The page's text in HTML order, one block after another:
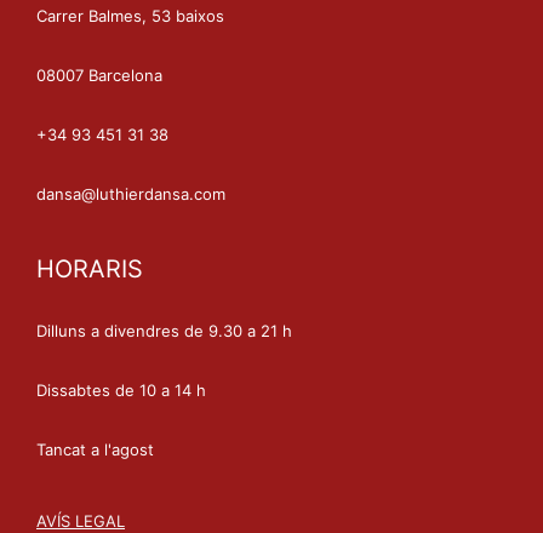
Carrer Balmes, 53 baixos
08007 Barcelona
+34 93 451 31 38
dansa@luthierdansa.com
HORARIS
Dilluns a divendres de 9.30 a 21 h
Dissabtes de 10 a 14 h
Tancat a l'agost
AVÍS LEGAL